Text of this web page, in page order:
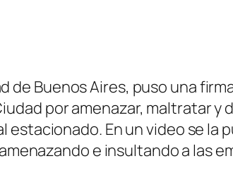
Buenos Aires, puso una
por amenazar, maltratar y
En un video se la
e insultando a las